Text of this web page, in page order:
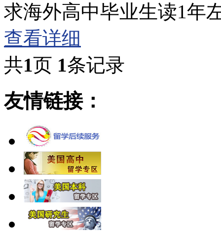
求海外高中毕业生读1年
查看详细
共1页 1条记录
友情链接：